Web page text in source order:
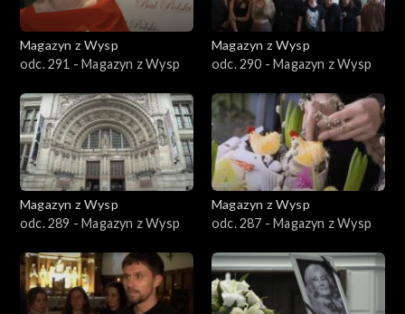
Magazyn z Wysp
odc. 291 - Magazyn z Wysp
Magazyn z Wysp
odc. 290 - Magazyn z Wysp
Magazyn z Wysp
odc. 289 - Magazyn z Wysp
Magazyn z Wysp
odc. 287 - Magazyn z Wysp